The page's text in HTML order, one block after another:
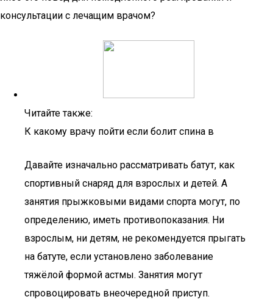
консультации с лечащим врачом?
Читайте также:
К какому врачу пойти если болит спина в
Давайте изначально рассматривать батут, как
спортивный снаряд для взрослых и детей. А
занятия прыжковыми видами спорта могут, по
определению, иметь противопоказания. Ни
взрослым, ни детям, не рекомендуется прыгать
на батуте, если установлено заболевание
тяжёлой формой астмы. Занятия могут
спровоцировать внеочередной приступ.